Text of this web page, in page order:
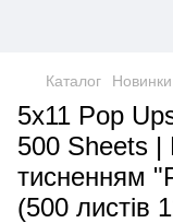
Каталог Новинки
5x11 Pop
500 Sheets |
тисненням
(500 листів